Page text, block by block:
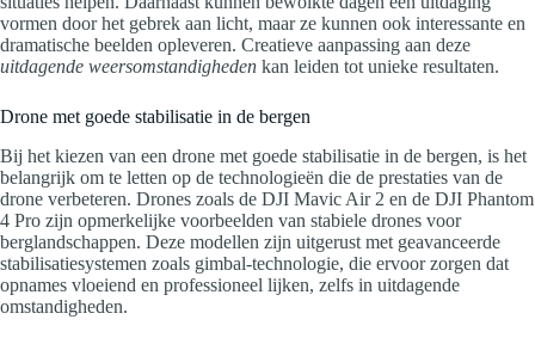
vormen door het gebrek aan licht, maar ze kunnen ook interessante en
dramatische beelden opleveren. Creatieve aanpassing aan deze
uitdagende weersomstandigheden kan leiden tot unieke resultaten.
Drone met goede stabilisatie in de bergen
Bij het kiezen van een drone met goede stabilisatie in de bergen, is het
belangrijk om te letten op de technologieën die de prestaties van de
drone verbeteren. Drones zoals de DJI Mavic Air 2 en de DJI Phantom
4 Pro zijn opmerkelijke voorbeelden van stabiele drones voor
berglandschappen. Deze modellen zijn uitgerust met geavanceerde
stabilisatiesystemen zoals gimbal-technologie, die ervoor zorgen dat
opnames vloeiend en professioneel lijken, zelfs in uitdagende
omstandigheden.